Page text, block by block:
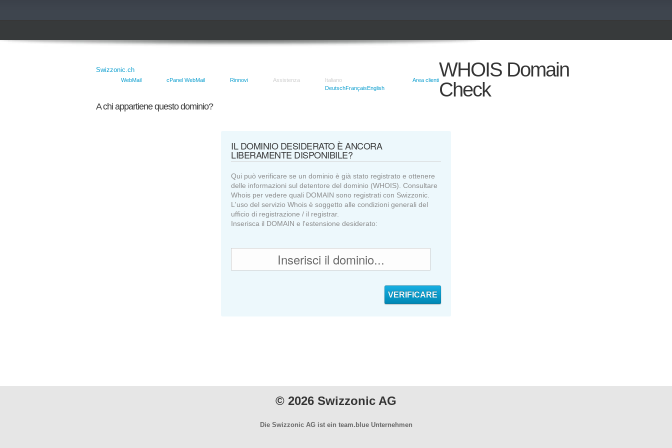
Swizzonic.ch
WebMail cPanel WebMail Rinnovi Assistenza
Italiano
DeutschFrançaisEnglish
Area clientiWHOIS Domain
Check
A chi appartiene questo dominio?
IL DOMINIO DESIDERATO È ANCORA
LIBERAMENTE DISPONIBILE?
Qui può verificare se un dominio è già stato registrato e ottenere
delle informazioni sul detentore del dominio (WHOIS). Consultare
Whois per vedere quali DOMAIN sono registrati con Swizzonic.
L'uso del servizio Whois è soggetto alle condizioni generali del
ufficio di registrazione / il registrar.
Inserisca il DOMAIN e l'estensione desiderato:
© 2026 Swizzonic AG
Die Swizzonic AG ist ein team.blue Unternehmen